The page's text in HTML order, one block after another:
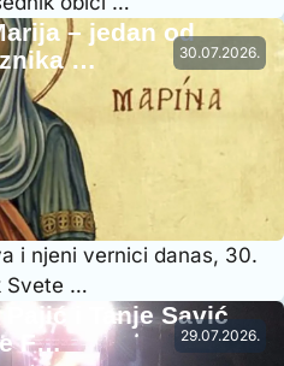
30.07.2026.
– jedan od
…
i njeni vernici danas, 30.
Svete …
29.07.2026.
i Tanje Savić
F…